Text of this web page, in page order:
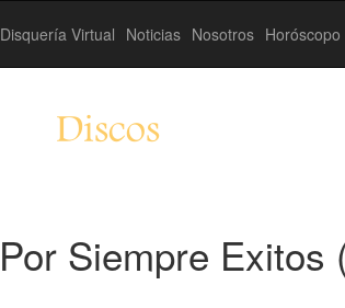
Disquería Virtual Noticias Nosotros Horóscopo
Discos
Por Siempre Exitos